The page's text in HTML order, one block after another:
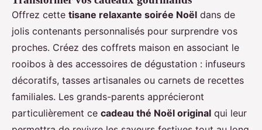
Offrez cette tisane relaxante soirée Noël dans de
jolis contenants personnalisés pour surprendre vos
proches. Créez des coffrets maison en associant le
rooibos à des accessoires de dégustation : infuseurs
décoratifs, tasses artisanales ou carnets de recettes
familiales. Les grands-parents apprécieront
particulièrement ce cadeau thé Noël original qui leur